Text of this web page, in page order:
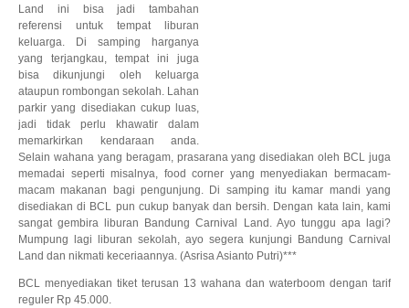
Land ini bisa jadi tambahan
referensi untuk tempat liburan
keluarga. Di samping harganya
yang terjangkau, tempat ini juga
bisa dikunjungi oleh keluarga
ataupun rombongan sekolah. Lahan
parkir yang disediakan cukup luas,
jadi tidak perlu khawatir dalam
memarkirkan kendaraan anda.
Selain wahana yang beragam, prasarana yang disediakan oleh BCL juga
memadai seperti misalnya, food corner yang menyediakan bermacam-
macam makanan bagi pengunjung. Di samping itu kamar mandi yang
disediakan di BCL pun cukup banyak dan bersih. Dengan kata lain, kami
sangat gembira liburan Bandung Carnival Land. Ayo tunggu apa lagi?
Mumpung lagi liburan sekolah, ayo segera kunjungi Bandung Carnival
Land dan nikmati keceriaannya. (Asrisa Asianto Putri)***
BCL menyediakan tiket terusan 13 wahana dan waterboom dengan tarif
reguler Rp 45.000.